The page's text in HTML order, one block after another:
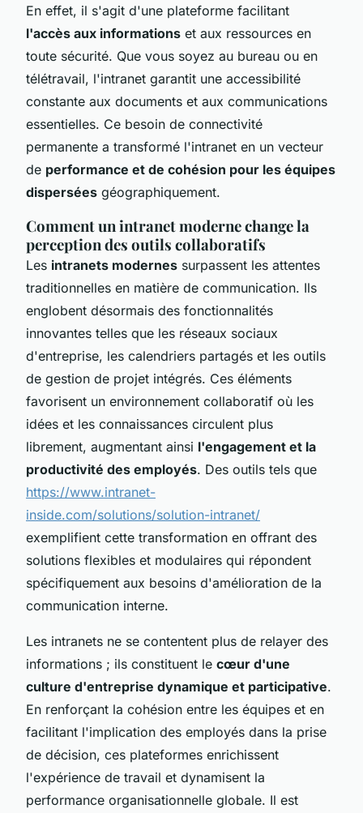
En effet, il s'agit d'une plateforme facilitant
l'accès aux informations et aux ressources en
toute sécurité. Que vous soyez au bureau ou en
télétravail, l'intranet garantit une accessibilité
constante aux documents et aux communications
essentielles. Ce besoin de connectivité
permanente a transformé l'intranet en un vecteur
de performance et de cohésion pour les équipes
dispersées géographiquement.
Comment un intranet moderne change la
perception des outils collaboratifs
Les intranets modernes surpassent les attentes
traditionnelles en matière de communication. Ils
englobent désormais des fonctionnalités
innovantes telles que les réseaux sociaux
d'entreprise, les calendriers partagés et les outils
de gestion de projet intégrés. Ces éléments
favorisent un environnement collaboratif où les
idées et les connaissances circulent plus
librement, augmentant ainsi l'engagement et la
productivité des employés. Des outils tels que
https://www.intranet-
inside.com/solutions/solution-intranet/
exemplifient cette transformation en offrant des
solutions flexibles et modulaires qui répondent
spécifiquement aux besoins d'amélioration de la
communication interne.
Les intranets ne se contentent plus de relayer des
informations ; ils constituent le cœur d'une
culture d'entreprise dynamique et participative.
En renforçant la cohésion entre les équipes et en
facilitant l'implication des employés dans la prise
de décision, ces plateformes enrichissent
l'expérience de travail et dynamisent la
performance organisationnelle globale. Il est